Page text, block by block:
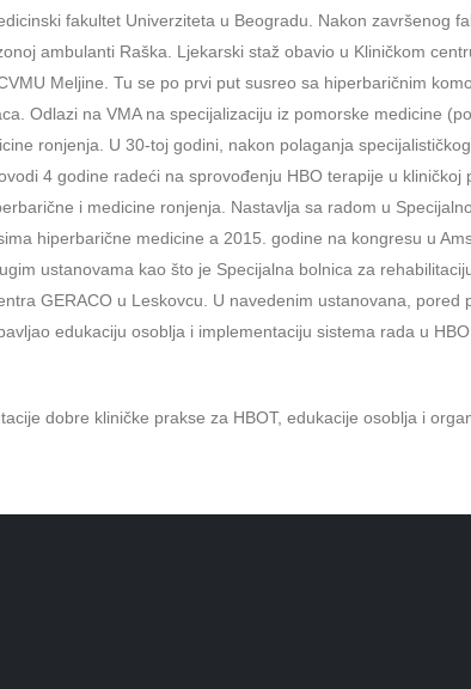
fakultet Univerziteta u Beogradu. Nakon završenog
ambulanti Raška. Ljekarski staž obavio u Kliničkom
Meljine. Tu se po prvi put susreo sa hiperbaričnim
Odlazi na VMA na specijalizaciju iz pomorske medicine
ronjenja. U 30-toj godini, nakon polaganja
4 godine radeći na sprovođenju HBO terapije u
i medicine ronjenja. Nastavlja sa radom u
hiperbarične medicine a 2015. godine na kongresu u
ustanovama kao što je Specijalna bolnica za
GERACO u Leskovcu. U navedenim ustanovana,
edukaciju osoblja i implementaciju sistema rada u
dobre kliničke prakse za HBOT, edukacije osoblja i